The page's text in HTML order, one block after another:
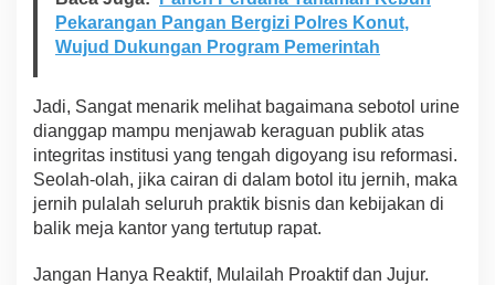
Pekarangan Pangan Bergizi Polres Konut,
Wujud Dukungan Program Pemerintah
Jadi, Sangat menarik melihat bagaimana sebotol urine
dianggap mampu menjawab keraguan publik atas
integritas institusi yang tengah digoyang isu reformasi.
Seolah-olah, jika cairan di dalam botol itu jernih, maka
jernih pulalah seluruh praktik bisnis dan kebijakan di
balik meja kantor yang tertutup rapat.
Jangan Hanya Reaktif, Mulailah Proaktif dan Jujur.